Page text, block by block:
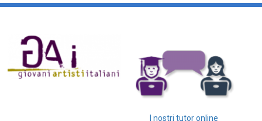
I nostri tutor online